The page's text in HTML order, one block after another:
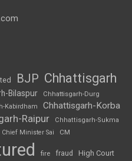
BJP Chhattisgarh
Bilaspur Chhattisgarh-Durg
Kabirdham Chhattisgarh-Korba
Raipur
Chhattisgarh-Sukma
Chief Minister Sai CM
fire fraud High Court